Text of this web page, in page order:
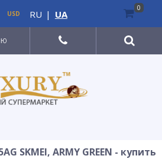
SKMEI, ARMY GREEN - купить
USD RU | UA
0